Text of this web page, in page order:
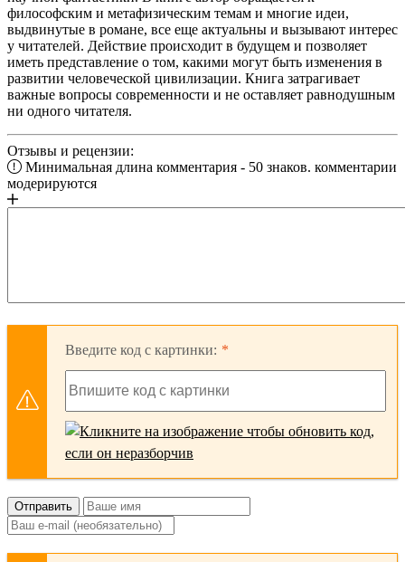
философским и метафизическим темам и многие идеи,
выдвинутые в романе, все еще актуальны и вызывают интерес
у читателей. Действие происходит в будущем и позволяет
иметь представление о том, какими могут быть изменения в
развитии человеческой цивилизации. Книга затрагивает
важные вопросы современности и не оставляет равнодушным
ни одного читателя.
Отзывы и рецензии:
Минимальная длина комментария - 50 знаков. комментарии
модерируются
Введите код с картинки:
Отправить